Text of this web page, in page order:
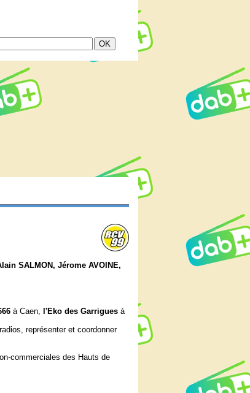
SALMON, Jérome AVOINE,
à Caen, l'Eko des Garrigues à
représenter et coordonner
commerciales des Hauts de